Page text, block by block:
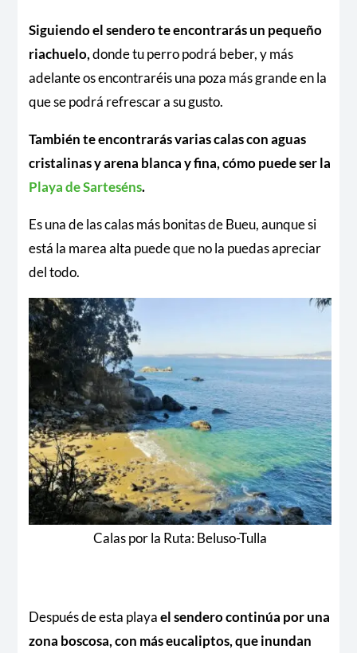
Siguiendo el sendero te encontrarás un pequeño
riachuelo,donde tu perro podrá beber, y más
adelante os encontraréis una poza más grande en la
que se podrá refrescar a su gusto.
También te encontrarás varias calas con aguas
cristalinas y arena blanca y fina, cómo puede ser la
Playa de Sarteséns.
Es una de las calas más bonitas de Bueu, aunque si
está la marea alta puede que no la puedas apreciar
del todo.
Calas por la Ruta: Beluso-Tulla
Después de esta playael sendero continúa por una
zona boscosa, con más eucaliptos, que inundan